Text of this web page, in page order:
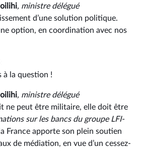
, ministre délégué
d’une solution politique.
option, en coordination avec nos
à la question !
, ministre délégué
ne peut être militaire, elle doit être
sur les bancs du groupe LFI-
France apporte son plein soutien
de médiation, en vue d’un cessez-